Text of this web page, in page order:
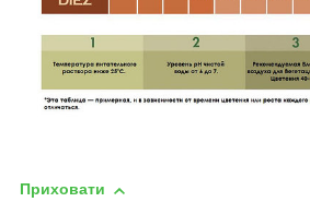
Приховати